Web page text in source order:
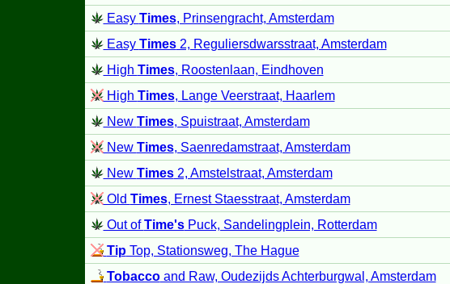
Easy Times, Prinsengracht, Amsterdam
Easy Times2, Reguliersdwarsstraat, Amsterdam
High Times, Roostenlaan, Eindhoven
High Times, Lange Veerstraat, Haarlem
New Times, Spuistraat, Amsterdam
New Times, Saenredamstraat, Amsterdam
New Times2, Amstelstraat, Amsterdam
Old Times, Ernest Staesstraat, Amsterdam
Out ofTime'sPuck, Sandelingplein, Rotterdam
TipTop, Stationsweg, The Hague
Tobaccoand Raw, Oudezijds Achterburgwal, Amsterdam